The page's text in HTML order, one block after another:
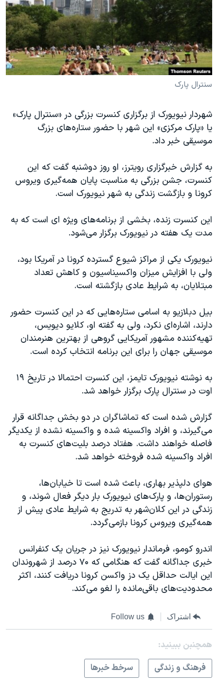
فرهنگ و زندگی
حقوق شهروندی
اقتصادی
علم و فناوری
اسرائیل در جنگ
آرشیو پخش زنده
مستندها
انتخابات ریاست جمهوری آمریکا ۲۰۲۴
حمله جمهوری اسلامی به اسرائیل
رمز مهسا
ورزش زنان در ایران
مجموعه مستندهای دادخواهی
تریبونال مردمی آبان ۹۸
چهل سال گروگان‌گیری
قانون شفافیت دارائی کادر رهبری ایران
اسرائیل در جنگ
نرگس محمدی برنده جایزه نوبل صلح
همایش محافظه‌کاران آمریکا «سی‌پک»
صفحه‌های ویژه
سفر پرزیدنت ترامپ به چین
دنبال کنید
زبانهای مختلف
سنترال پارک
شهردار نیویورک از برگزاری کنسرت بزرگی در «سنترال پارک»
یا «پارک مرکزی» این شهر با حضور ستاره‌های بزرگ
موسیقی خبر داد.
به گزارش خبرگزاری رویترز، او روز دوشنبه گفت که این‌
کنسرت، جشن بزرگی به مناسبت پایان همه‌گیری ویروس
کرونا و بازگشت زندگی به شهر نیویورک است.
این کنسرت زنده، بخشی از برنامه‌های ویژه‌ ای است که به
مدت یک هفته در نیویورک برگزار می‌شود.
نیویورک یکی از مراکز شیوع گسترده کرونا در آمریکا بود،
ولی با افزایش میزان واکسیناسیون و کاهش تعداد
مبتلایان، به شرایط عادی بازگشته است.
بیل دبلازیو به اسامی ستاره‌هایی که در این کنسرت حضور
دارند، اشاره‌ای نکرد، ولی به گفته او، کلایو دیویس،
تهیه‌کننده مشهور آ‌مریکایی گروهی از بهترین هنرمندان
موسیقی جهان را برای این برنامه انتخاب کرده است.
به نوشته نیویورک تایمز، این کنسرت احتمالا در تاریخ ۱۹
اوت در سنترال پارک برگزار خواهد شد.
گزارش شده است که تماشاگران در دو بخش جداگانه قرار
می‌گیرند، و افراد واکسینه شده و واکسینه نشده از یکدیگر
فاصله خواهند داشت. هفتاد درصد بلیت‌های کنسرت به
افراد واکسینه شده فروخته خواهد شد.
هوای دلپذیر بهاری، باعث شده است تا خیابان‌ها،
رستوران‌ها، و پارک‌های نیویورک بار دیگر فعال شوند، و
زندگی در این کلان‌شهر به تدریج به شرایط عادی پیش از
همه‌گیری ویروس کرونا بازمی‌گردد.
اندرو کومو، فرماندار نیویورک نیز در جریان یک کنفرانس
خبری جداگانه گفت که هنگامی که ۷۰ درصد از شهروندان
این ایالت حداقل یک دز واکسن کرونا دریافت کنند، اکثر
محدودیت‌های باقی‌مانده را لغو می‌کند.
اشتراک Follow us
همچنبن ببینید:
فرهنگ و زندگی
سرخط خبرها